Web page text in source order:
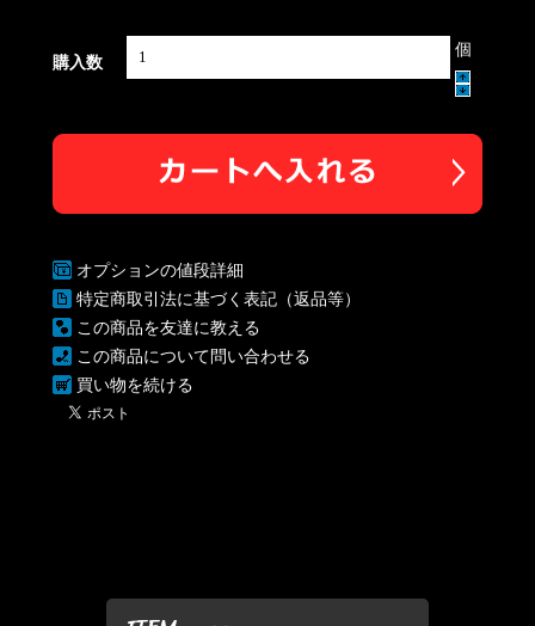
購入数
個
オプションの値段詳細
特定商取引法に基づく表記（返品等）
この商品を友達に教える
この商品について問い合わせる
買い物を続ける